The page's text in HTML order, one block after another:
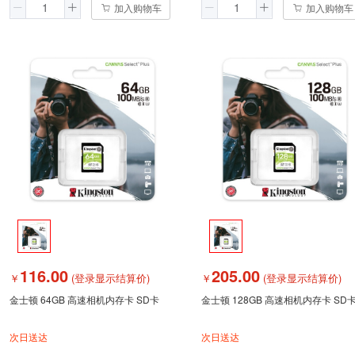
加入购物车 加入购物车
￥ 116.00 (登录显示结算价)
金士顿 64GB 高速相机内存卡 SD卡
次日送达
￥205.00 (登录显示结算价)
金士顿 128GB 高速相机内存卡 SD
次日送达